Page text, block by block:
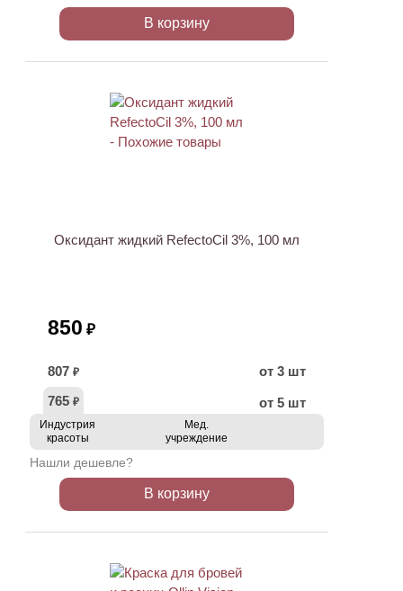
В корзину
Оксидант жидкий RefectoCil 3%, 100 мл
850 ₽
807 ₽
от 3 шт
765 ₽ от 5 шт
Индустрия
красоты
Мед.
учреждение
Нашли дешевле?
В корзину